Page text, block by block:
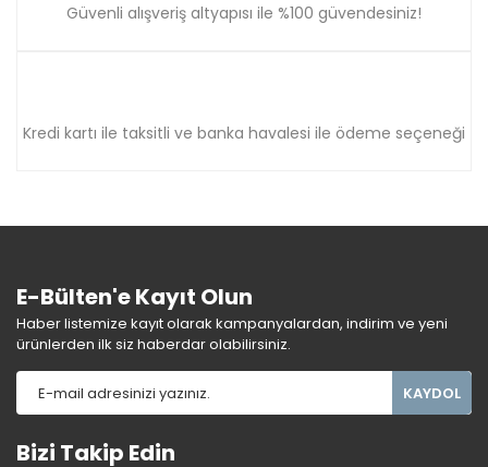
Güvenli alışveriş altyapısı ile %100 güvendesiniz!
Kredi kartı ile taksitli ve banka havalesi ile ödeme seçeneği
E-Bülten'e Kayıt Olun
Haber listemize kayıt olarak kampanyalardan, indirim ve yeni
ürünlerden ilk siz haberdar olabilirsiniz.
KAYDOL
Bizi Takip Edin